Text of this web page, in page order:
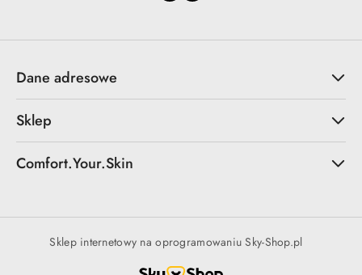
Dane adresowe
Sklep
Comfort.Your.Skin
Sklep internetowy na oprogramowaniu Sky-Shop.pl